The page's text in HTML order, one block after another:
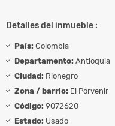
Detalles del inmueble :
País: Colombia
Departamento: Antioquia
Ciudad: Rionegro
Zona / barrio: El Porvenir
Código: 9072620
Estado: Usado